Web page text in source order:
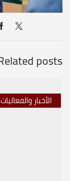
posts
الأخبار والفعاليات